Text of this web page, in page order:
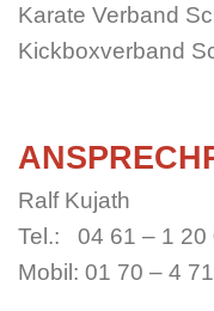
Karate Verband
Kickboxverband
Ralf Kujath
Tel.: 04 61 – 1 20
Mobil: 01 70 – 4